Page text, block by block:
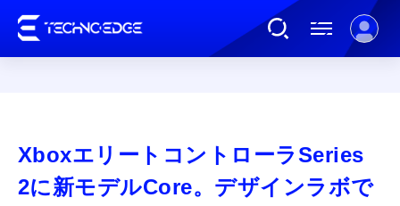
XboxエリートコントローラSeries
2に新モデルCore。デザインラボで